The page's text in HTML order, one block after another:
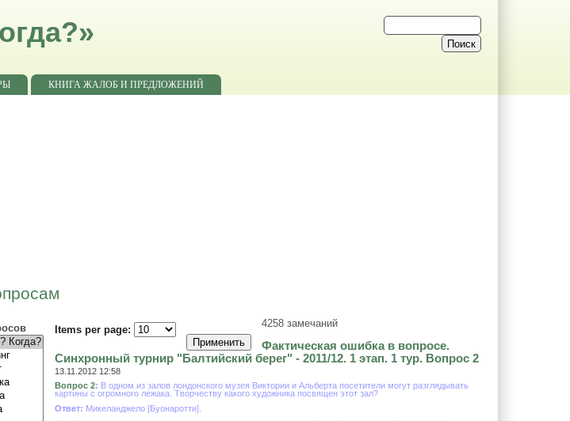
КНИГА ЖАЛОБ И ПРЕДЛОЖЕНИЙ
Items per page:
4258 замечаний
Фактическая ошибка в вопросе.
Синхронный турнир "Балтийский берег" - 2011/12. 1 этап. 1 тур. Вопрос 2
13.11.2012 12:58
Вопрос 2: В одном из залов лондонского музея Виктории и Альберта посетители могут разглядывать
картины с огромного лежака. Творчеству какого художника посвящен этот зал?
Ответ: Микеланджело [Буонаротти].